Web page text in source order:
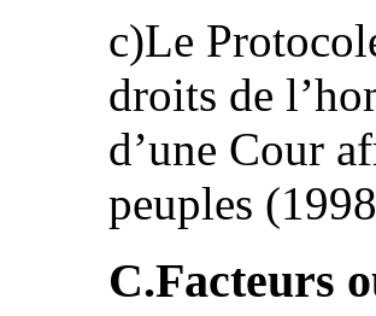
c)Le
droits de
d’une Cour
peuples
C.Facteurs